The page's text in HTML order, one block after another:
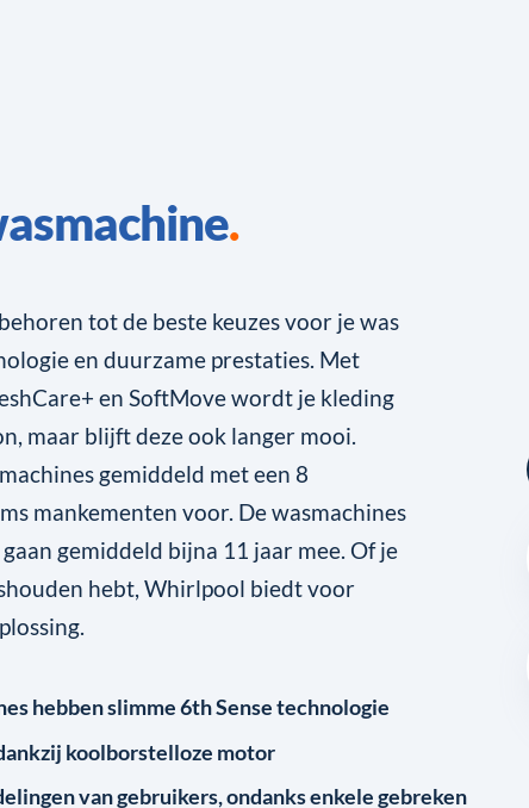
tot de beste keuzes voor je was
en duurzame prestaties. Met
en SoftMove wordt je kleding
maar blijft deze ook langer mooi.
gemiddeld met een 8
mankementen voor. De wasmachines
gemiddeld bijna 11 jaar mee. Of je
hebt, Whirlpool biedt voor
hebben slimme 6th Sense technologie
koolborstelloze motor
van gebruikers, ondanks enkele gebreken